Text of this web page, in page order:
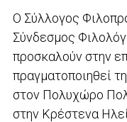
Ο Σύλλογος
Σύνδεσμος
προσκαλούν στην
πραγματοποιηθεί
στον Πολυχώρο
στην Κρέστενα